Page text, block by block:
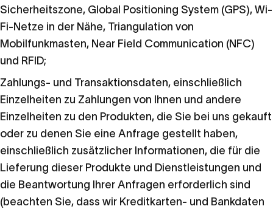
Sicherheitszone, Global Positioning System (GPS), Wi-
Fi-Netze in der Nähe, Triangulation von
Mobilfunkmasten, Near Field Communication (NFC)
und RFID;
Zahlungs- und Transaktionsdaten, einschließlich
Einzelheiten zu Zahlungen von Ihnen und andere
Einzelheiten zu den Produkten, die Sie bei uns gekauft
oder zu denen Sie eine Anfrage gestellt haben,
einschließlich zusätzlicher Informationen, die für die
Lieferung dieser Produkte und Dienstleistungen und
die Beantwortung Ihrer Anfragen erforderlich sind
(beachten Sie, dass wir Kreditkarten- und Bankdaten